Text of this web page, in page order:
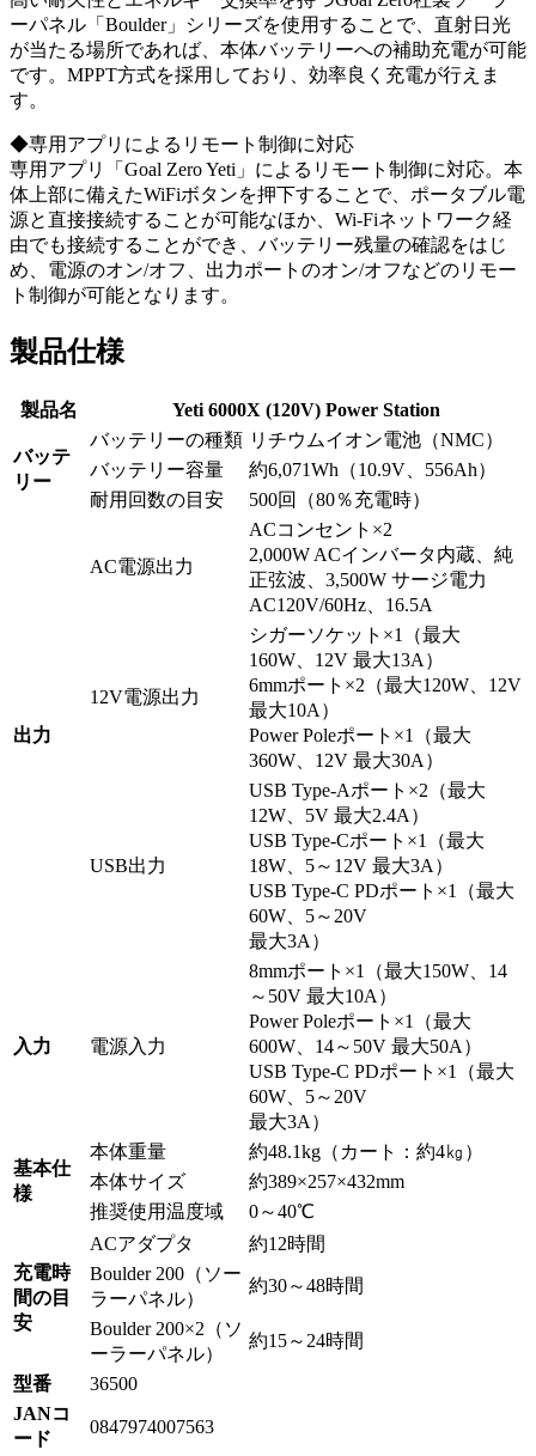
ーパネル「Boulder」シリーズを使用することで、直射日光
が当たる場所であれば、本体バッテリーへの補助充電が可能
です。MPPT方式を採用しており、効率良く充電が行えま
す。
◆専用アプリによるリモート制御に対応
専用アプリ「Goal Zero Yeti」によるリモート制御に対応。本
体上部に備えたWiFiボタンを押下することで、ポータブル電
源と直接接続することが可能なほか、Wi-Fiネットワーク経
由でも接続することができ、バッテリー残量の確認をはじ
め、電源のオン/オフ、出力ポートのオン/オフなどのリモー
ト制御が可能となります。
製品仕様
製品名 Yeti 6000X (120V) Power Station
バッテ
リー
バッテリーの種類 リチウムイオン電池（NMC）
バッテリー容量
約6,071Wh（10.9V、556Ah）
耐用回数の目安
500回（80％充電時）
出力
AC電源出力
ACコンセント×2
2,000W ACインバータ内蔵、純
正弦波、3,500W サージ電力
AC120V/60Hz、16.5A
12V電源出力
シガーソケット×1（最大
160W、12V 最大13A）
6mmポート×2（最大120W、12V
最大10A）
Power Poleポート×1（最大
360W、12V 最大30A）
USB出力
USB Type-Aポート×2（最大
12W、5V 最大2.4A）
USB Type-Cポート×1（最大
18W、5～12V 最大3A）
USB Type-C PDポート×1（最大
60W、5～20V
最大3A）
入力 電源入力
8mmポート×1（最大150W、14
～50V 最大10A）
Power Poleポート×1（最大
600W、14～50V 最大50A）
USB Type-C PDポート×1（最大
60W、5～20V
最大3A）
基本仕
様
本体重量
約48.1kg（カート：約4㎏）
本体サイズ
約389×257×432mm
推奨使用温度域
0～40℃
充電時
間の目
安
ACアダプタ
約12時間
Boulder 200（ソー
ラーパネル）
約30～48時間
Boulder 200×2（ソ
ーラーパネル）
約15～24時間
型番
36500
JANコ
ード
0847974007563